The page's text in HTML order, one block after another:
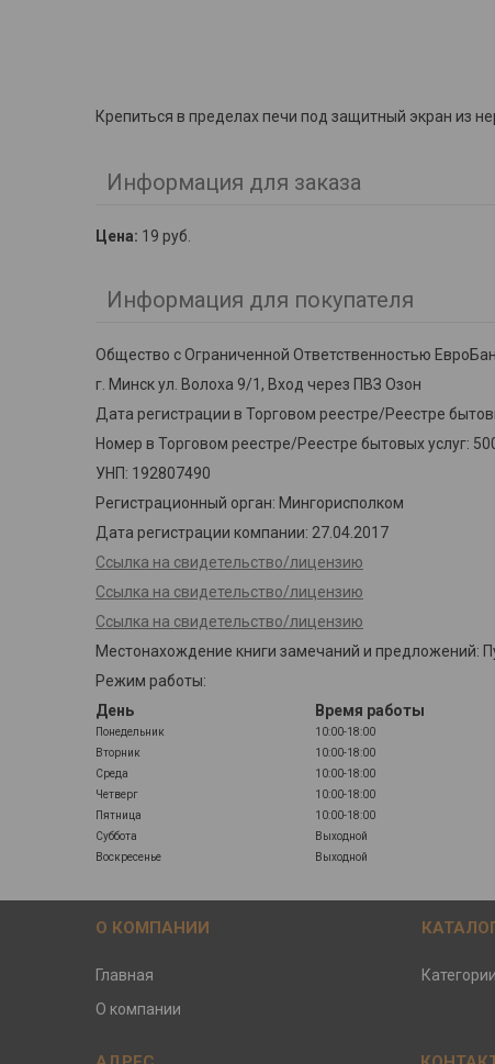
Крепиться в пределах печи под защитный экран из
Информация для заказа
Цена: 19 руб.
Информация для покупателя
Общество с Ограниченной Ответственностью
г. Минск ул. Волоха 9/1, Вход через ПВЗ Озон
Дата регистрации в Торговом реестре/Реестре
Номер в Торговом реестре/Реестре бытовых услуг:
УНП: 192807490
Регистрационный орган: Мингорисполком
Дата регистрации компании: 27.04.2017
Ссылка на свидетельство/лицензию
Ссылка на свидетельство/лицензию
Ссылка на свидетельство/лицензию
Местонахождение книги замечаний и предложений:
Режим работы:
День
Время работы
Понедельник
10:00-18:00
Вторник
10:00-18:00
Среда
10:00-18:00
Четверг
10:00-18:00
Пятница
10:00-18:00
Суббота
Выходной
Воскресенье
Выходной
О КОМПАНИИ
Главная
О компании